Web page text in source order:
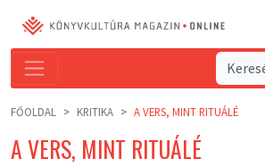
FŐOLDAL KRITIKA A VERS, MINT RITUÁLÉ
A VERS, MINT RITUÁLÉ